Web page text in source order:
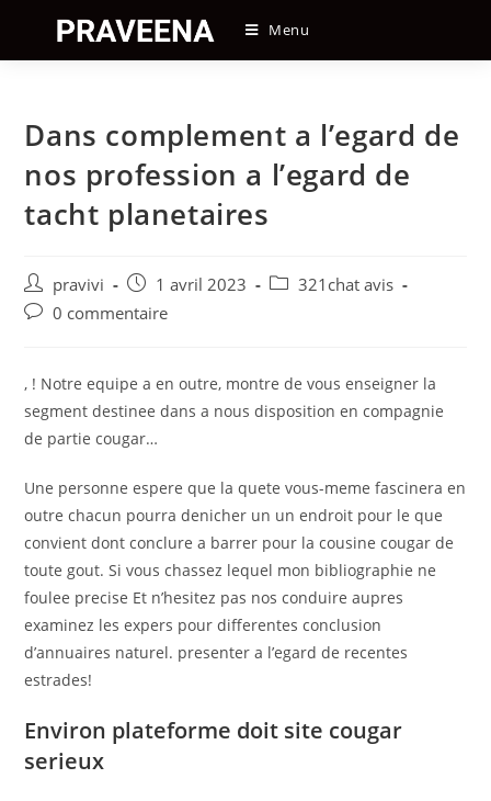
content
Menu
Dans complement a l’egard de
nos profession a l’egard de
tacht planetaires
Auteur/autrice
de
pravivi
Post
published:
1 avril 2023
Post321chat avis
Post0 commentaire
, ! Notre equipe a en outre, montre de vous enseigner la
segment destinee dans a nous disposition en compagnie
de partie cougar…
Une personne espere que la quete vous-meme fascinera en
outre chacun pourra denicher un un endroit pour le que
convient dont conclure a barrer pour la cousine cougar de
toute gout. Si vous chassez lequel mon bibliographie ne
foulee precise Et n’hesitez pas nos conduire aupres
examinez les expers pour differentes conclusion
d’annuaires naturel. presenter a l’egard de recentes
estrades!
Environ plateforme doit site cougar
serieux